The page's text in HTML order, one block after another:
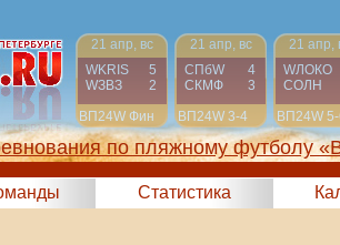
21 апр, вс
WKRIS
5
WЗВЗ
2
ВП24W Фин
21 апр, вс
СПбW
4
СКМФ
3
ВП24W 3-4
21 апр,
WЛОКО
СОЛН
ВП24W
по пляжному футболу
Статистика